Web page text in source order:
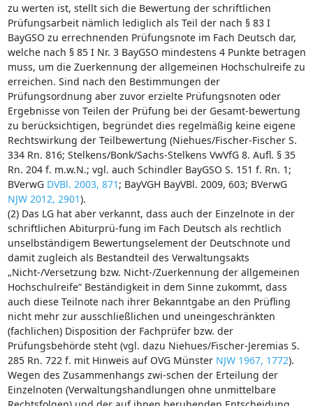
zu werten ist, stellt sich die Bewertung der schriftlichen
Prüfungsarbeit nämlich lediglich als Teil der nach § 83 I
BayGSO zu errechnenden Prüfungsnote im Fach Deutsch dar,
welche nach § 85 I Nr. 3 BayGSO mindestens 4 Punkte betragen
muss, um die Zuerkennung der allgemeinen Hochschulreife zu
erreichen. Sind nach den Bestimmungen der
Prüfungsordnung aber zuvor erzielte Prüfungsnoten oder
Ergebnisse von Teilen der Prüfung bei der Gesamt-bewertung
zu berücksichtigen, begründet dies regelmäßig keine eigene
Rechtswirkung der Teilbewertung (Niehues/Fischer-Fischer S.
334 Rn. 816; Stelkens/Bonk/Sachs-Stelkens VwVfG 8. Aufl. § 35
Rn. 204 f. m.w.N.; vgl. auch Schindler BayGSO S. 151 f. Rn. 1;
BVerwG DVBl. 2003, 871 ; BayVGH BayVBl. 2009, 603; BVerwG
NJW 2012, 2901).
(2) Das LG hat aber verkannt, dass auch der Einzelnote in der
schriftlichen Abiturprü-fung im Fach Deutsch als rechtlich
unselbständigem Bewertungselement der Deutschnote und
damit zugleich als Bestandteil des Verwaltungsakts
„Nicht-/Versetzung bzw. Nicht-/Zuerkennung der allgemeinen
Hochschulreife“ Beständigkeit in dem Sinne zukommt, dass
auch diese Teilnote nach ihrer Bekanntgabe an den Prüfling
nicht mehr zur ausschließlichen und uneingeschränkten
(fachlichen) Disposition der Fachprüfer bzw. der
Prüfungsbehörde steht (vgl. dazu Niehues/Fischer-Jeremias S.
285 Rn. 722 f. mit Hinweis auf OVG Münster NJW 1967, 1772).
Wegen des Zusammenhangs zwi-schen der Erteilung der
Einzelnoten (Verwaltungshandlungen ohne unmittelbare